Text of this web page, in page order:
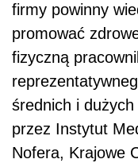
firmy powinny
promować
fizyczną
średnich i
przez Instytut
Nofera, Krajowe